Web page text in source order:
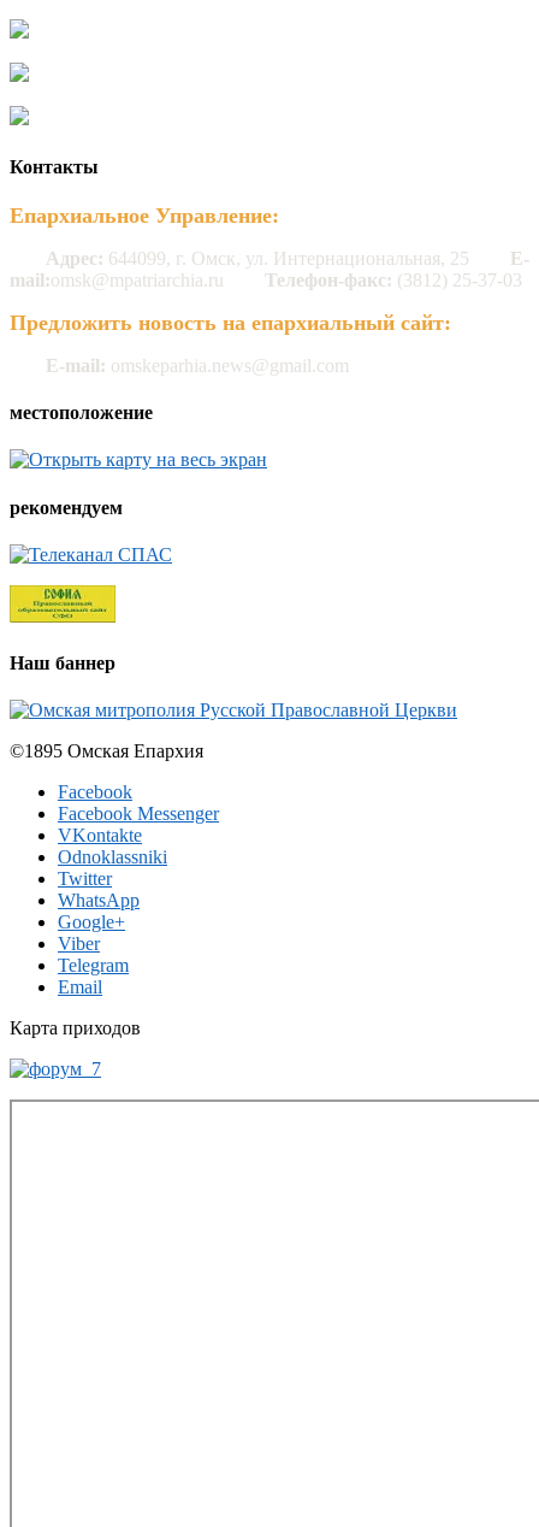
Контакты
Епархиальное Управление:
Адрес: 644099, г. Омск, ул. Интернациональная, 25
E-
mail:omsk@mpatriarchia.ru Телефон-факс: (3812) 25-37-03
Предложить новость на епархиальный сайт:
E-mail: omskeparhia.news@gmail.com
местоположение
рекомендуем
Наш баннер
©1895 Омская Епархия
Facebook
Facebook Messenger
VKontakte
Odnoklassniki
Twitter
WhatsApp
Google+
Viber
Telegram
Email
Карта приходов